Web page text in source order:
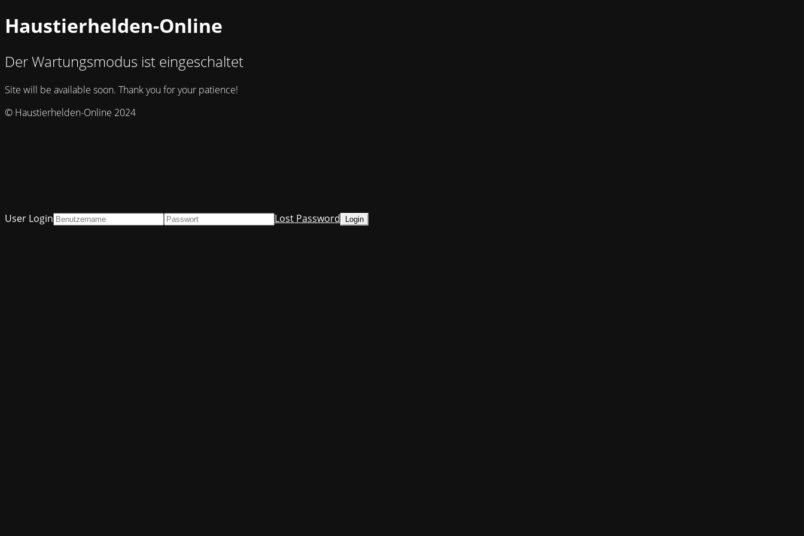
Haustierhelden-Online
Der Wartungsmodus ist eingeschaltet
Site will be available soon. Thank you for your patience!
© Haustierhelden-Online 2024
User Login Lost Password